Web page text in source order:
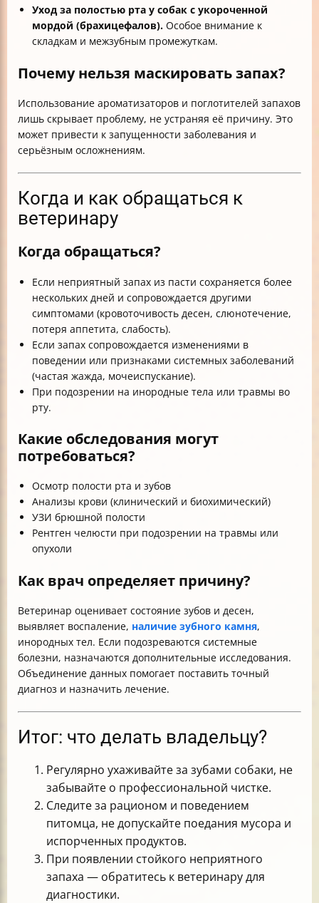
Уход за полостью рта у собак с укороченной
мордой (брахицефалов). Особое внимание к
складкам и межзубным промежуткам.
Почему нельзя маскировать запах?
Использование ароматизаторов и поглотителей запахов
лишь скрывает проблему, не устраняя её причину. Это
может привести к запущенности заболевания и
серьёзным осложнениям.
Когда и как обращаться к
ветеринару
Когда обращаться?
Если неприятный запах из пасти сохраняется более
нескольких дней и сопровождается другими
симптомами (кровоточивость десен, слюнотечение,
потеря аппетита, слабость).
Если запах сопровождается изменениями в
поведении или признаками системных заболеваний
(частая жажда, мочеиспускание).
При подозрении на инородные тела или травмы во
рту.
Какие обследования могут
потребоваться?
Осмотр полости рта и зубов
Анализы крови (клинический и биохимический)
УЗИ брюшной полости
Рентген челюсти при подозрении на травмы или
опухоли
Как врач определяет причину?
Ветеринар оценивает состояние зубов и десен,
выявляет воспаление, наличие зубного камня,
инородных тел. Если подозреваются системные
болезни, назначаются дополнительные исследования.
Объединение данных помогает поставить точный
диагноз и назначить лечение.
Итог: что делать владельцу?
Регулярно ухаживайте за зубами собаки, не
забывайте о профессиональной чистке.
Следите за рационом и поведением
питомца, не допускайте поедания мусора и
испорченных продуктов.
При появлении стойкого неприятного
запаха — обратитесь к ветеринару для
диагностики.